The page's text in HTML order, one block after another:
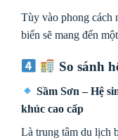
Tùy vào phong cách
biển sẽ mang đến
So sánh
Sầm Sơn – Hệ
khúc cao cấp
Là trung tâm du lịch